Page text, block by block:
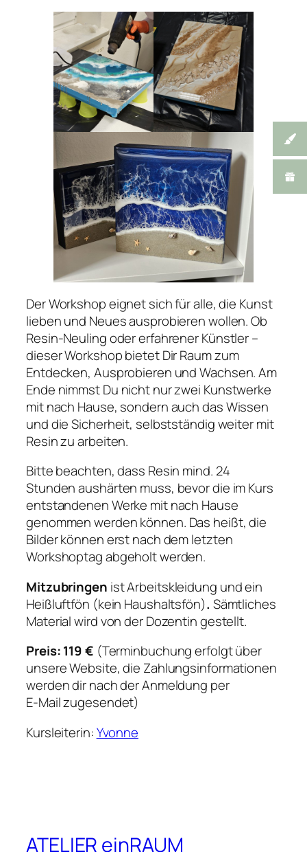
Der Workshop eignet sich für alle, die Kunst
lieben und Neues ausprobieren wollen. Ob
Resin-Neuling oder erfahrener Künstler –
dieser Workshop bietet Dir Raum zum
Entdecken, Ausprobieren und Wachsen. Am
Ende nimmst Du nicht nur zwei Kunstwerke
mit nach Hause, sondern auch das Wissen
und die Sicherheit, selbstständig weiter mit
Resin zu arbeiten.
Bitte beachten, dass Resin mind. 24
Stunden aushärten muss, bevor die im Kurs
entstandenen Werke mit nach Hause
genommen werden können. Das heißt, die
Bilder können erst nach dem letzten
Workshoptag abgeholt werden.
Mitzubringen ist Arbeitskleidung und ein
Heißluftfön (kein Haushaltsfön). Sämtliches
Material wird von der Dozentin gestellt.
Preis: 119 € (Terminbuchung erfolgt über
unsere Website, die Zahlungsinformationen
werden dir nach der Anmeldung per
E-Mail zugesendet)
Kursleiterin:Yvonne
ATELIER einRAUM